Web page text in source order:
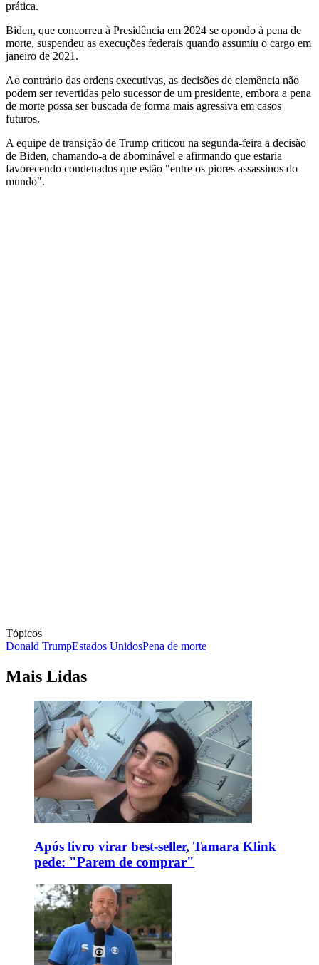
prática.
Biden, que concorreu à Presidência em 2024 se opondo à pena de
morte, suspendeu as execuções federais quando assumiu o cargo em
janeiro de 2021.
Ao contrário das ordens executivas, as decisões de clemência não
podem ser revertidas pelo sucessor de um presidente, embora a pena
de morte possa ser buscada de forma mais agressiva em casos
futuros.
A equipe de transição de Trump criticou na segunda-feira a decisão
de Biden, chamando-a de abominável e afirmando que estaria
favorecendo condenados que estão "entre os piores assassinos do
mundo".
Tópicos
Donald TrumpEstados UnidosPena de morte
Mais Lidas
Após livro virar best-seller, Tamara Klink
pede: "Parem de comprar"